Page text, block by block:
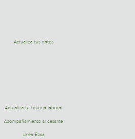
Actualiza tus datos
Actualiza tu historia laboral
Acompañamiento al cesante
Línea Ética